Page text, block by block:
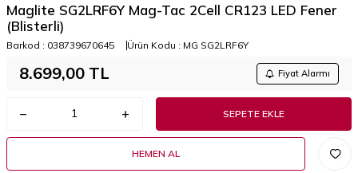
Maglite SG2LRF6Y Mag-Tac 2Cell CR123 LED Fener
(Blisterli)
Barkod : 038739670645 Ürün Kodu : MG SG2LRF6Y
8.699,00 TL Fiyat Alarmı
SEPETE EKLE
HEMEN AL